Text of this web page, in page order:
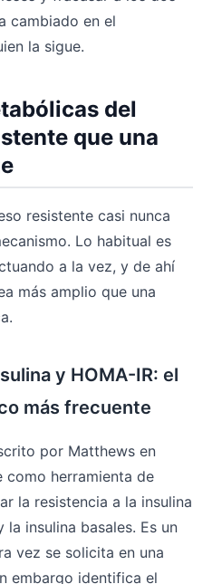
cambiado en el
la sigue.
del
que una
resistente casi nunca
Lo habitual es
a la vez, y de ahí
más amplio que una
y HOMA-IR: el
más frecuente
por Matthews en
como herramienta de
la resistencia a la insulina
insulina basales. Es un
vez se solicita en una
embargo identifica el